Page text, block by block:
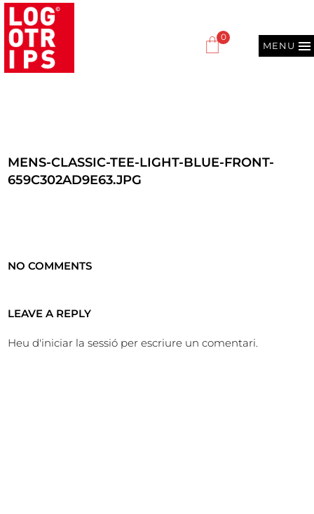
MENU
0
MENS-CLASSIC-TEE-LIGHT-BLUE-FRONT-
659C302AD9E63.JPG
NO COMMENTS
LEAVE A REPLY
Heu d'iniciar la sessió per escriure un comentari.